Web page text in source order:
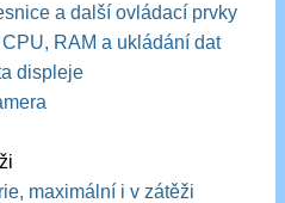
a další ovládací prvky
RAM a ukládání dat
displeje
maximální i v zátěži